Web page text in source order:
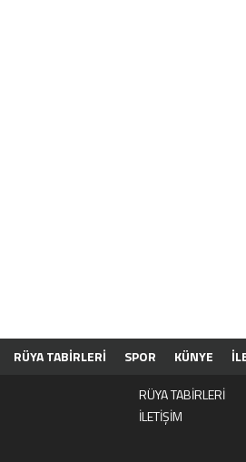
RÜYA TABİRLERİ SPOR KÜNYE
RÜYA TABİRLERİ
İLETİŞİM